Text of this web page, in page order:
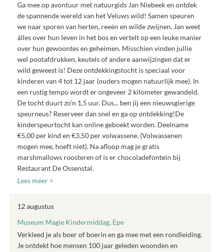
Ga mee op avontuur met natuurgids Jan Niebeek en ontdek
de spannende wereld van het Veluws wild! Samen speuren
we naar sporen van herten, reeën en wilde zwijnen. Jan weet
álles over hun leven in het bos en vertelt op een leuke manier
over hun gewoontes en geheimen. Misschien vinden jullie
wel pootafdrukken, keutels of andere aanwijzingen dat er
wild geweest is! Deze ontdekkingstocht is speciaal voor
kinderen van 4 tot 12 jaar (ouders mogen natuurlijk mee). In
een rustig tempo wordt er ongeveer 2 kilometer gewandeld.
De tocht duurt zo’n 1,5 uur. Dus... ben jij een nieuwsgierige
speurneus? Reserveer dan snel en ga op ontdekking!De
kinderspeurtocht kan online geboekt worden. Deelname
€5,00 per kind en €3,50 per volwassene. (Volwassenen
mogen mee, hoeft niet). Na afloop mag je gratis
marshmallows roosteren of is er chocoladefontein bij
Restaurant De Ossenstal.
Lees meer >
12 augustus
Museum Magie Kindermiddag, Epe
Verkleed je als boer of boerin en ga mee met een rondleiding.
Je ontdekt hoe mensen 100 jaar geleden woonden en